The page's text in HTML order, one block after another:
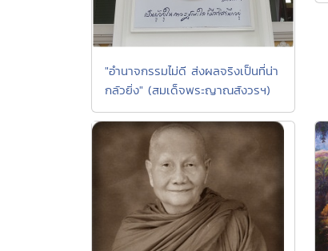
"อำนาจกรรมไม่ดี ส่งผลจริงเป็นที่น่า
กลัวยิ่ง" (สมเด็จพระญาณสังวรฯ)